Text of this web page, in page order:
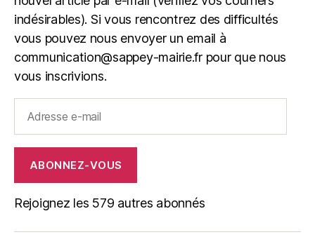
indésirables). Si vous rencontrez des difficultés
vous pouvez nous envoyer un email à
communication@sappey-mairie.fr pour que nous
vous inscrivions.
ABONNEZ-VOUS
Rejoignez les 579 autres abonnés